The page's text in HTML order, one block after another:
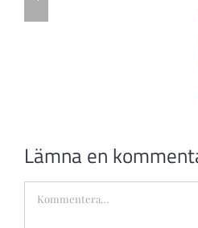
Lämna en
Kommentar